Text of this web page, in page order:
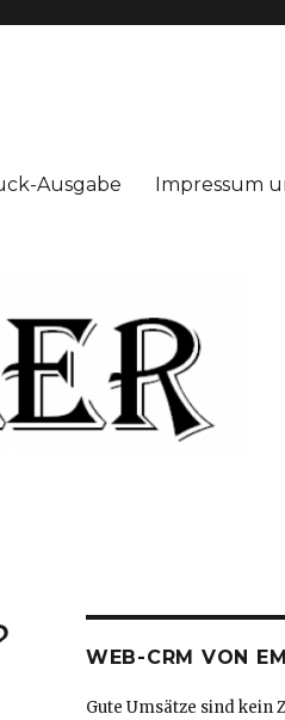
Ausgabe Impressum
WEB-CRM VON
Gute Umsätze sind kein